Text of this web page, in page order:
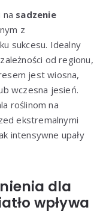
sadzenie
z
sukcesu. Idealny
od regionu,
jest wiosna,
wczesna jesień.
roślinom na
ekstremalnymi
intensywne upały
dla
wpływa